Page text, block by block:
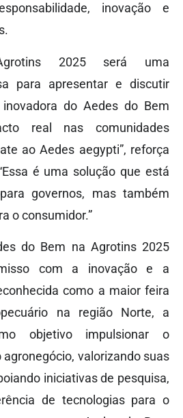
inovação e
2025 será uma
para apresentar e discutir
do Aedes do Bem
real nas comunidades
ao Aedes aegypti”, reforça
é uma solução que está
governos, mas também
o consumidor.”
do Bem na Agrotins 2025
com a inovação e a
como a maior feira
na região Norte, a
objetivo impulsionar o
valorizando suas
iniciativas de pesquisa,
de tecnologias para o